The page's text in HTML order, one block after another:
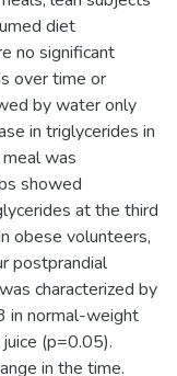
diet
no significant
over time or
by water only
in triglycerides in
was
showed
at the third
obese volunteers,
postprandial
characterized by
in normal-weight
(p=0.05).
in the time.